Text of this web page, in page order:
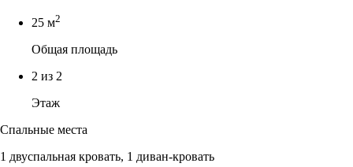
25 м2
Общая площадь
2 из 2
Этаж
Спальные места
1 двуспальная кровать, 1 диван-кровать